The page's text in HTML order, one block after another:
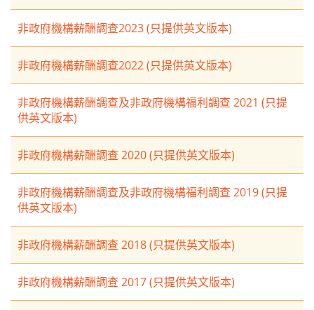
非政府機構薪酬調查2023 (只提供英文版本)
非政府機構薪酬調查2022 (只提供英文版本)
非政府機構薪酬調查及非政府機構福利調查 2021 (只提
供英文版本)
非政府機構薪酬調查 2020 (只提供英文版本)
非政府機構薪酬調查及非政府機構福利調查 2019 (只提
供英文版本)
非政府機構薪酬調查 2018 (只提供英文版本)
非政府機構薪酬調查 2017 (只提供英文版本)